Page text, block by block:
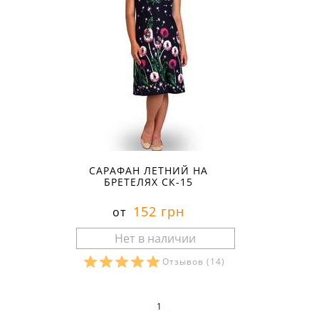
САРАФАН ЛЕТНИЙ НА
БРЕТЕЛЯХ СК-15
от 152 грн
Отзывов (14)
1